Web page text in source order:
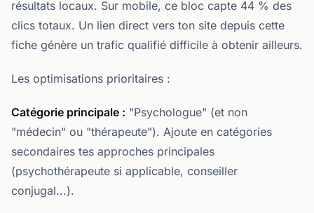
résultats locaux. Sur mobile, ce bloc capte 44 % des
clics totaux. Un lien direct vers ton site depuis cette
fiche génère un trafic qualifié difficile à obtenir ailleurs.
Les optimisations prioritaires :
Catégorie principale : "Psychologue" (et non
"médecin" ou "thérapeute"). Ajoute en catégories
secondaires tes approches principales
(psychothérapeute si applicable, conseiller
conjugal...).